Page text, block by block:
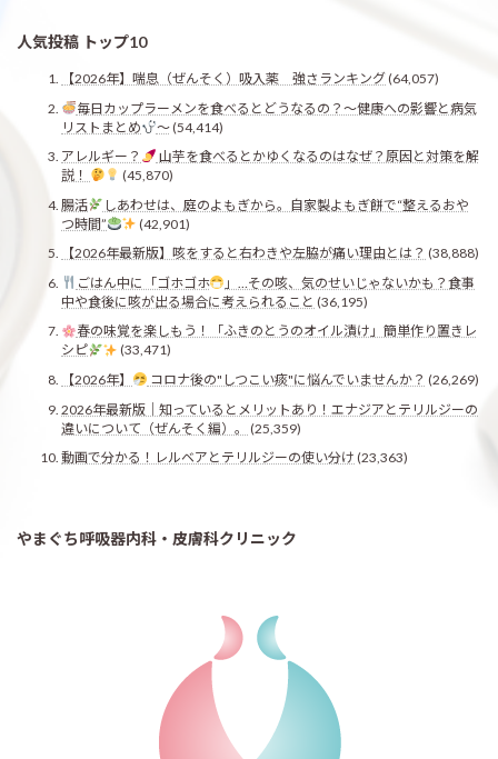
人気投稿 トップ10
【2026年】喘息（ぜんそく）吸入薬 強さランキング(64,057)
毎日カップラーメンを食べるとどうなるの？〜健康への影響と病気
リストまとめ
〜(54,414)
アレルギー？
山芋を食べるとかゆくなるのはなぜ？原因と対策を解
説！
(45,870)
腸活
しあわせは、庭のよもぎから。自家製よもぎ餅で“整えるおや
つ時間”
(42,901)
【2026年最新版】咳をすると右わきや左脇が痛い理由とは？ (38,888)
ごはん中に「ゴホゴホ
」…その咳、気のせいじゃないかも？食事
中や食後に咳が出る場合に考えられること (36,195)
春の味覚を楽しもう！「ふきのとうのオイル漬け」簡単作り置きレ
シピ
(33,471)
【2026年】
コロナ後の"しつこい痰"に悩んでいませんか？ (26,269)
2026年最新版｜知っているとメリットあり！エナジアとテリルジーの
違いについて（ぜんそく編）。
(25,359)
動画で分かる！レルベアとテリルジーの使い分け (23,363)
やまぐち呼吸器内科・皮膚科クリニック